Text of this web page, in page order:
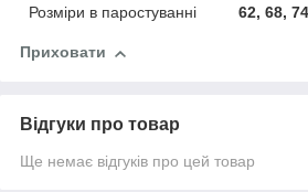
Розміри в паростуванні
62, 68,
Приховати
Відгуки про товар
Ще немає відгуків про цей товар